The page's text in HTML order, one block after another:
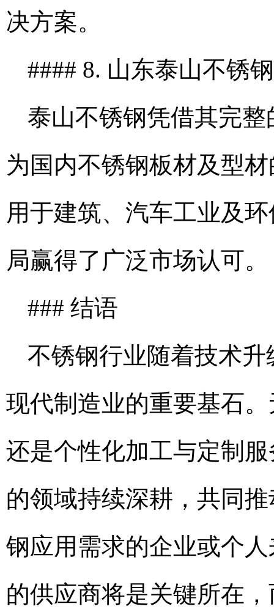
决方案。
#### 8. 山东泰山不锈
泰山不锈钢凭借其完
为国内不锈钢板材及型
用于建筑、汽车工业及
局赢得了广泛市场认可。
### 结语
不锈钢行业随着技术
现代制造业的重要基石
还是个性化加工与定制
的领域持续深耕，共同
钢应用需求的企业或个
的供应商将是关键所在